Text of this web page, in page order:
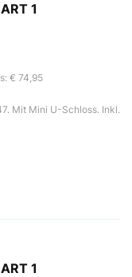
1
€ 74,95
Mit Mini U-Schloss. Inkl.
1